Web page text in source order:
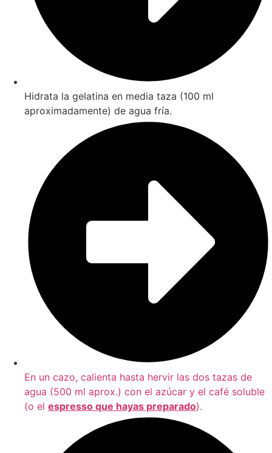
Hidrata la gelatina en media taza (100 ml
aproximadamente) de agua fría.
En un cazo, calienta hasta hervir las dos tazas de
agua (500 ml aprox.) con el azúcar y el café soluble
(o el espresso que hayas preparado).